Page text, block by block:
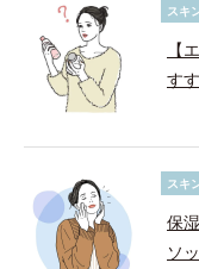
スキ
【
す
スキ
保
ソ